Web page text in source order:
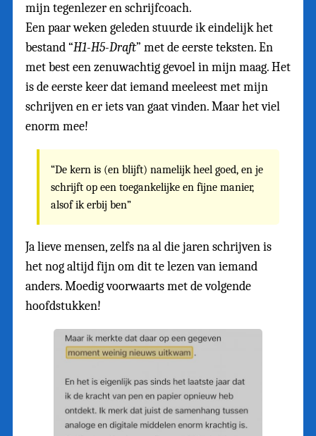
mijn tegenlezer en schrijfcoach.
Een paar weken geleden stuurde ik eindelijk het
bestand “H1-H5-Draft” met de eerste teksten. En
met best een zenuwachtig gevoel in mijn maag. Het
is de eerste keer dat iemand meeleest met mijn
schrijven en er iets van gaat vinden. Maar het viel
enorm mee!
“De kern is (en blijft) namelijk heel goed, en je
schrijft op een toegankelijke en fijne manier,
alsof ik erbij ben”
Ja lieve mensen, zelfs na al die jaren schrijven is
het nog altijd fijn om dit te lezen van iemand
anders. Moedig voorwaarts met de volgende
hoofdstukken!